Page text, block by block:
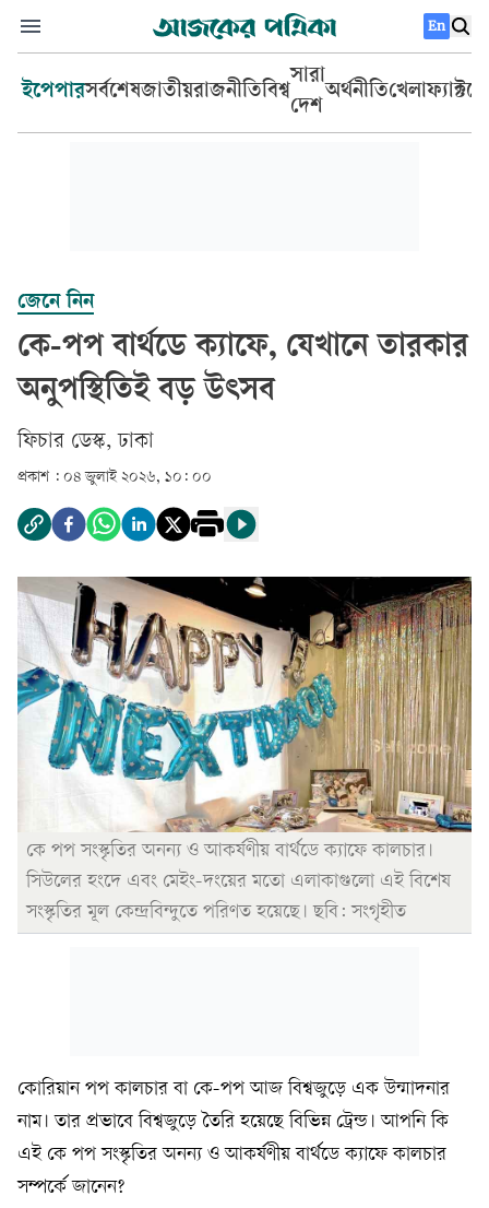
En
ইপেপারসর্বশেষজাতীয়রাজনীতিবিশ্ব
সারা
দেশ
অর্থনীতিখেলা
জেনে নিন
কে-পপ বার্থডে ক্যাফে, যেখানে তারকার
অনুপস্থিতিই বড় উৎসব
ফিচার ডেস্ক, ঢাকা
প্রকাশ : ০৪ জুলাই ২০২৬, ১০: ০০
কে পপ সংস্কৃতির অনন্য ও আকর্ষণীয় বার্থডে ক্যাফে কালচার।
সিউলের হংদে এবং মেইং-দংয়ের মতো এলাকাগুলো এই বিশেষ
সংস্কৃতির মূল কেন্দ্রবিন্দুতে পরিণত হয়েছে। ছবি: সংগৃহীত
কোরিয়ান পপ কালচার বা কে-পপ আজ বিশ্বজুড়ে এক উন্মাদনার
নাম। তার প্রভাবে বিশ্বজুড়ে তৈরি হয়েছে বিভিন্ন ট্রেন্ড। আপনি কি
এই কে পপ সংস্কৃতির অনন্য ও আকর্ষণীয় বার্থডে ক্যাফে কালচার
সম্পর্কে জানেন?